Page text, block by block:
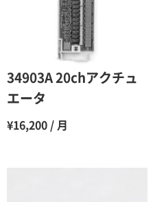
4ヶ月
5ヶ月
34903A 20chアクチュ
エータ
¥16,200 / 月